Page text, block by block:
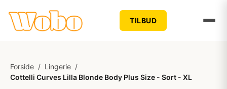
TILBUD
Forside / Lingerie /
Cottelli Curves Lilla Blonde Body Plus Size - Sort - XL